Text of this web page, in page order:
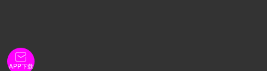

APP下载